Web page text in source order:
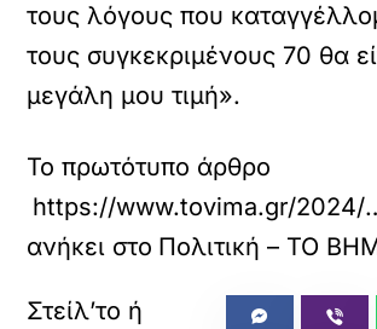
τους λόγους που
τους συγκεκριμένους 70 θα
μεγάλη μου τιμή».
Το πρωτότυπο άρθρο
https://www.tovima.gr/2024/08/
ανήκει στο Πολιτική – ΤΟ